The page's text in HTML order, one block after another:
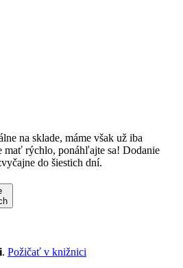
na sklade, máme však už iba
mať rýchlo, ponáhľajte sa! Dodanie
do šiestich dní.
. Požičať v knižnici